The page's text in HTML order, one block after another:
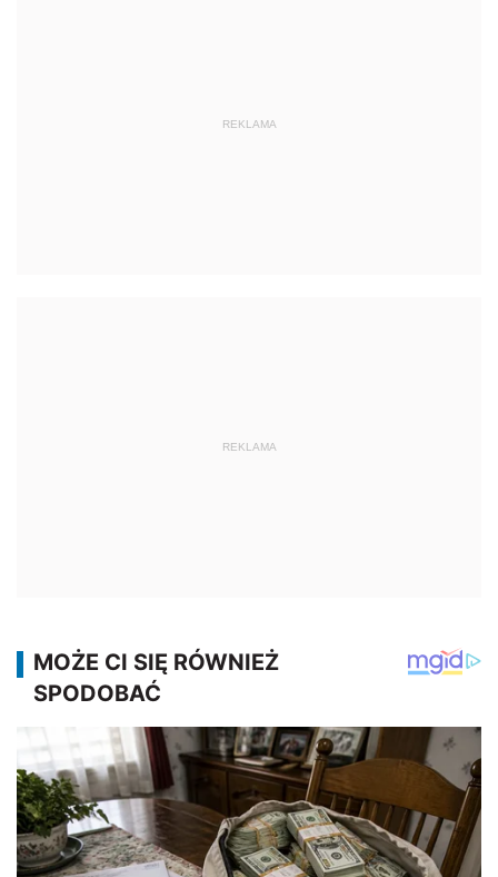
REKLAMA
REKLAMA